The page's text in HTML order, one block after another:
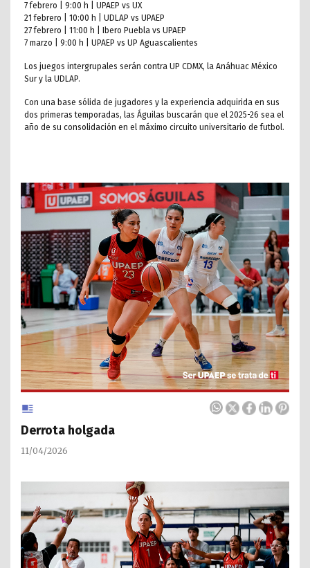
7 febrero | 9:00 h | UPAEP vs UX
21 febrero | 10:00 h | UDLAP vs UPAEP
27 febrero | 11:00 h | Ibero Puebla vs UPAEP
7 marzo | 9:00 h | UPAEP vs UP Aguascalientes
Los juegos intergrupales serán contra UP CDMX, la Anáhuac México
Sur y la UDLAP.
Con una base sólida de jugadores y la experiencia adquirida en sus
dos primeras temporadas, las Águilas buscarán que el 2025-26 sea el
año de su consolidación en el máximo circuito universitario de futbol.
Derrota holgada
11/04/2026